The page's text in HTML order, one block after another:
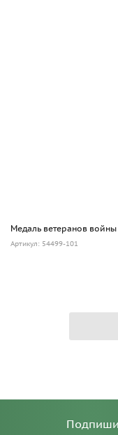
Медаль ветеранов
Артикул: 54499-101